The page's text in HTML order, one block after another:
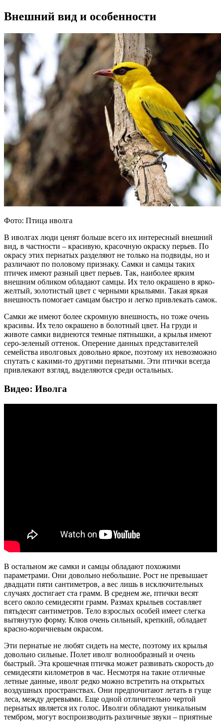
Внешний вид и особенности
Фото: Птица иволга
В иволгах люди ценят больше всего их интересный внешний
вид, в частности – красивую, красочную окраску перьев. По
окрасу этих пернатых разделяют не только на подвиды, но и
различают по половому признаку. Самки и самцы таких
птичек имеют разный цвет перьев. Так, наиболее ярким
внешним обликом обладают самцы. Их тело окрашено в ярко-
желтый, золотистый цвет с черными крыльями. Такая яркая
внешность помогает самцам быстро и легко привлекать самок.
Самки же имеют более скромную внешность, но тоже очень
красивы. Их тело окрашено в болотный цвет. На груди и
животе самки виднеются темные пятнышки, а крылья имеют
серо-зеленый оттенок. Оперение данных представителей
семейства иволговых довольно яркое, поэтому их невозможно
спутать с какими-то другими пернатыми. Эти птички всегда
привлекают взгляд, выделяются среди остальных.
Видео: Иволга
В остальном же самки и самцы обладают похожими
параметрами. Они довольно небольшие. Рост не превышает
двадцати пяти сантиметров, а вес лишь в исключительных
случаях достигает ста грамм. В среднем же, птички весят
всего около семидесяти грамм. Размах крыльев составляет
пятьдесят сантиметров. Тело взрослых особей имеет слегка
вытянутую форму. Клюв очень сильный, крепкий, обладает
красно-коричневым окрасом.
Эти пернатые не любят сидеть на месте, поэтому их крылья
довольно сильные. Полет иволг волнообразный и очень
быстрый. Эта крошечная птичка может развивать скорость до
семидесяти километров в час. Несмотря на такие отличные
летные данные, иволг редко можно встретить на открытых
воздушных пространствах. Они предпочитают летать в гуще
леса, между деревьями. Еще одной отличительно чертой
пернатых является их голос. Иволги обладают уникальным
тембром, могут воспроизводить различные звуки – приятные